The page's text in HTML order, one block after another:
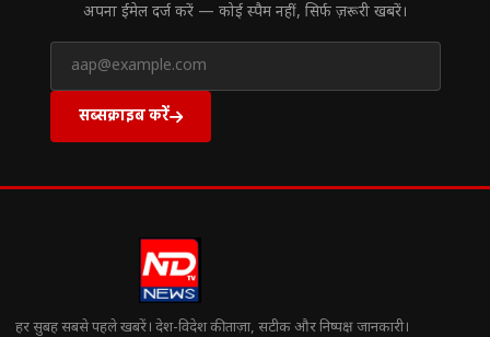
अपना ईमेल दर्ज करें — कोई स्पैम नहीं, सिर्फ ज़रूरी खबरें।
सब्सक्राइब करें
हर सुबह सबसे पहले खबरें। देश-विदेश की ताज़ा, सटीक और निष्पक्ष जानकारी।